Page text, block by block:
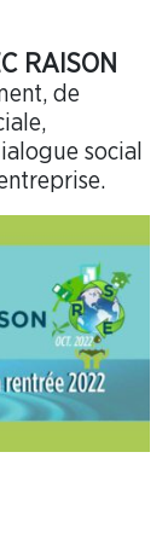
RAISON
de
social